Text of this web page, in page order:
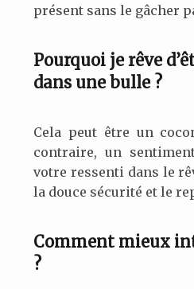
présent sans le gâcher
Pourquoi je rêve
dans une bulle ?
Cela peut être un
contraire, un
votre ressenti dans le
la douce sécurité et le
Comment mieux
?